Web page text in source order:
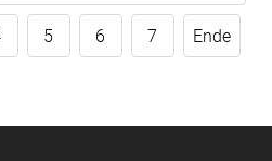
5 6 7 Ende